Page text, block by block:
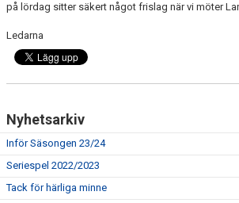
på lördag sitter säkert något frislag när vi möter
Ledarna
Nyhetsarkiv
Inför Säsongen 23/24
Seriespel 2022/2023
Tack för härliga minne